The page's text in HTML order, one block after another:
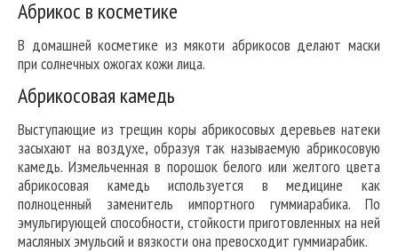
Абрикос в косметике
В домашней косметике из мякоти абрикосов делают маски
при солнечных ожогах кожи лица.
Абрикосовая камедь
Выступающие из трещин коры абрикосовых деревьев натеки
засыхают на воздухе, образуя так называемую абрикосовую
камедь. Измельченная в порошок белого или желтого цвета
абрикосовая камедь используется в медицине как
полноценный заменитель импортного гуммиарабика. По
эмульгирующей способности, стойкости приготовленных на ней
масляных эмульсий и вязкости она превосходит гуммиарабик.